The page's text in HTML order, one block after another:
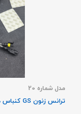
مدل شماره 20
ترانس زنون GS کنباس دار 55w